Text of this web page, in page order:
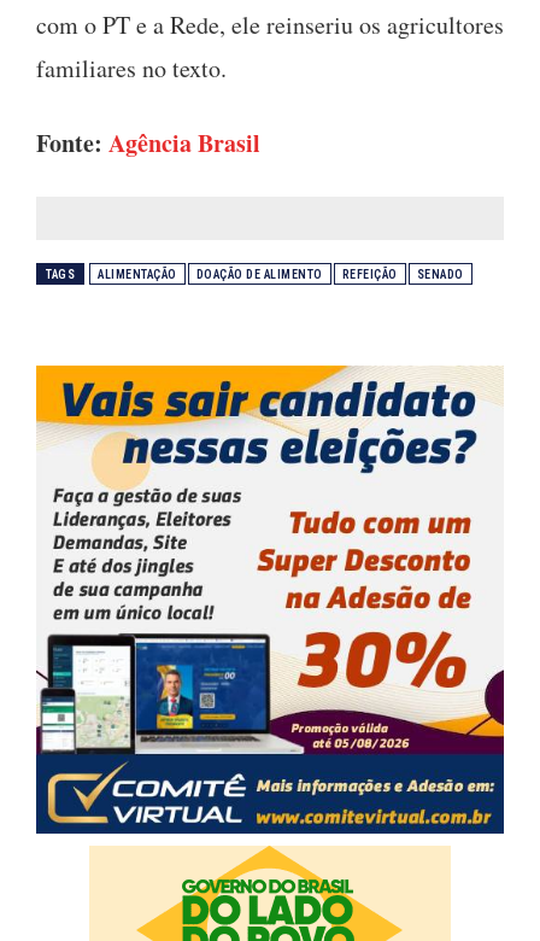
com o PT e a Rede, ele reinseriu os agricultores
familiares no texto.
Fonte: Agência Brasil
TAGS ALIMENTAÇÃO DOAÇÃO DE ALIMENTO REFEIÇÃO SENADO